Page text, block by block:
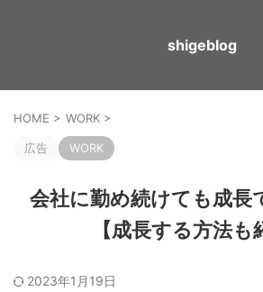
shigeblog
HOME > WORK >
広告 WORK
会社に勤め続けても成長
【成長する方法も
2023年1月19日